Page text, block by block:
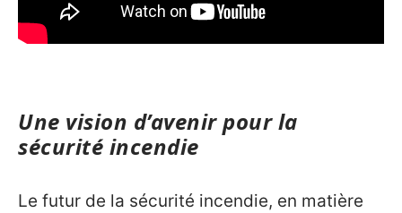
Une vision d’avenir pour la
sécurité incendie
Le futur de la sécurité incendie, en matière